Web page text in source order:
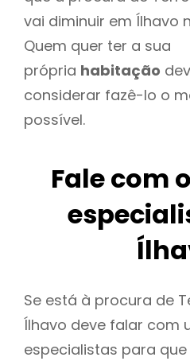
vai diminuir em Ílhavo
Quem quer ter a sua
própria habitação
considerar fazê-lo o
possível.
Fale com
Se está à procura de
Ílhavo deve falar com
especialistas para